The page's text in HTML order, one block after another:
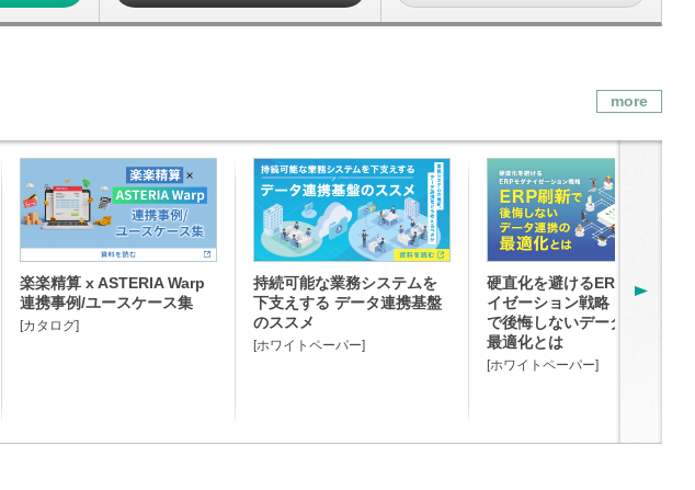
more
楽楽精算 x ASTERIA Warp
連携事例/ユースケース集
[カタログ]
持続可能な業務システムを
下支えする データ連携基盤
のススメ
[ホワイトペーパー]
硬直化を避けるERPモダナ
イゼーション戦略 ERP刷新
で後悔しないデータ連携の
最適化とは
[ホワイトペーパー]